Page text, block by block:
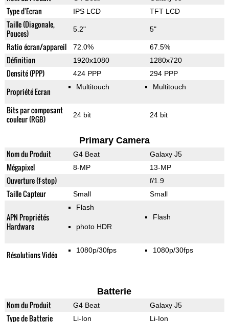
Type d'Ecran IPS LCD TFT LCD
Taille (Diagonale,
Pouces)
5.2" 5"
Ratio écran/appareil 72.0% 67.5%
Définition 1920x1080 1280x720
Densité (PPP) 424 PPP 294 PPP
Propriété Ecran Multitouch Multitouch
Bits par composant
couleur (RGB)
24 bit 24 bit
Primary Camera
Nom du Produit G4 Beat Galaxy J5
Mégapixel 8-MP 13-MP
Ouverture (f-stop) f/1.9
Taille Capteur Small Small
APN Propriétés
Hardware
Flash
photo HDR
Flash
Résolutions Vidéo 1080p/30fps 1080p/30fps
Batterie
Nom du Produit G4 Beat Galaxy J5
Type de Batterie Li-Ion Li-Ion